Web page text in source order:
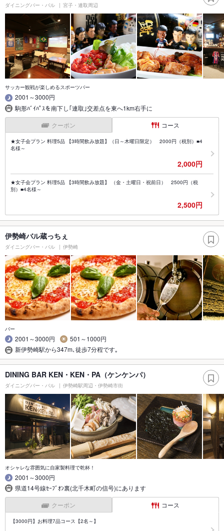
ダイニングバー・バル 宮子・連取周辺
サッカー観戦が楽しめるスポーツバー
2001～3000円
駒形ﾊﾞｲﾊﾟｽを南下し｢連取｣交差点を東へ1km右手に
クーポン コース
★女子会プラン 料理5品 【3時間飲み放題】（日～木曜日限定） 2000円（税別）■4
名様～
2,000円
★女子会プラン 料理5品 【3時間飲み放題】 （金・土曜日・祝前日） 2500円（税
別）■4名様～
2,500円
伊勢崎バル蔵っちぇ
ダイニングバー・バル 伊勢崎
バー
2001～3000円
501～1000円
新伊勢崎駅から347m､徒歩7分程です｡
DINING BAR KEN・KEN・PA（ケンケンパ）
ダイニングバー・バル 伊勢崎駅周辺・伊勢崎市街
オシャレな雰囲気に自家製料理で乾杯！
2001～3000円
県道14号線ｾｰﾌﾞｵﾝ裏(北千木町の信号)にあります
クーポン コース
【3000円】お料理7品コース【2名～】